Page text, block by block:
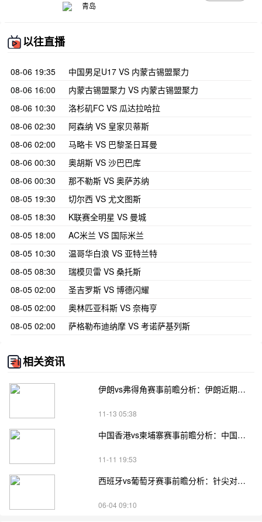
青岛
以往直播
08-06 19:35
中国男足U17 VS 内蒙古锡盟聚力
08-06 16:00
内蒙古锡盟聚力 VS 内蒙古锡盟聚力
08-06 10:30
洛杉矶FC VS 瓜达拉哈拉
08-06 02:30
阿森纳 VS 皇家贝蒂斯
08-06 02:00
马略卡 VS 巴黎圣日耳曼
08-06 00:30
奥胡斯 VS 沙巴巴库
08-06 00:30
那不勒斯 VS 奥萨苏纳
08-05 19:30
切尔西 VS 尤文图斯
08-05 18:30
K联赛全明星 VS 曼城
08-05 18:00
AC米兰 VS 国际米兰
08-05 10:30
温哥华白浪 VS 亚特兰特
08-05 08:30
瑞模贝雷 VS 桑托斯
08-05 02:00
圣吉罗斯 VS 博德闪耀
08-05 02:00
奥林匹亚科斯 VS 奈梅亨
08-05 02:00
萨格勒布迪纳摩 VS 考诺萨基列斯
相关资讯
伊朗vs弗得角赛事前瞻分析：伊朗近期表现堪称攻防俱佳
11-13 05:38
中国香港vs柬埔寨赛事前瞻分析：中国香港展现出一定的稳定性
11-11 19:53
西班牙vs葡萄牙赛事前瞻分析：针尖对麦芒葡萄牙更胜一筹
06-04 09:10